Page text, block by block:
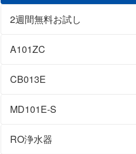
2週間無料お試し
A101ZC
CB013E
MD101E-S
RO浄水器